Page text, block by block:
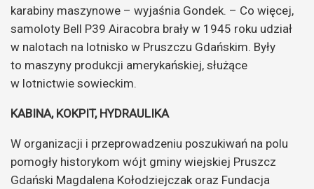
karabiny maszynowe – wyjaśnia Gondek. – Co więcej,
samoloty Bell P39 Airacobra brały w 1945 roku udział
w nalotach na lotnisko w Pruszczu Gdańskim. Były
to maszyny produkcji amerykańskiej, służące
w lotnictwie sowieckim.
KABINA, KOKPIT, HYDRAULIKA
W organizacji i przeprowadzeniu poszukiwań na polu
pomogły historykom wójt gminy wiejskiej Pruszcz
Gdański Magdalena Kołodziejczak oraz Fundacja